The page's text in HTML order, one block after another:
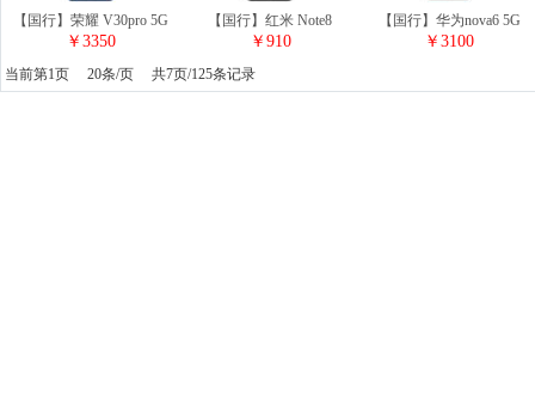
【国行】荣耀 V30pro 5G
￥3350
【国行】红米 Note8
￥910
【国行】华为nova6 5G
￥3100
当前第1页 20条/页 共7页/125条记录